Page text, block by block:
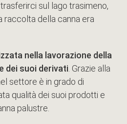
sul lago trasimeno,
raccolta della canna era
nella lavorazione della
dei suoi derivati . Grazie alla
settore è in grado di
qualità dei suoi prodotti e
palustre.